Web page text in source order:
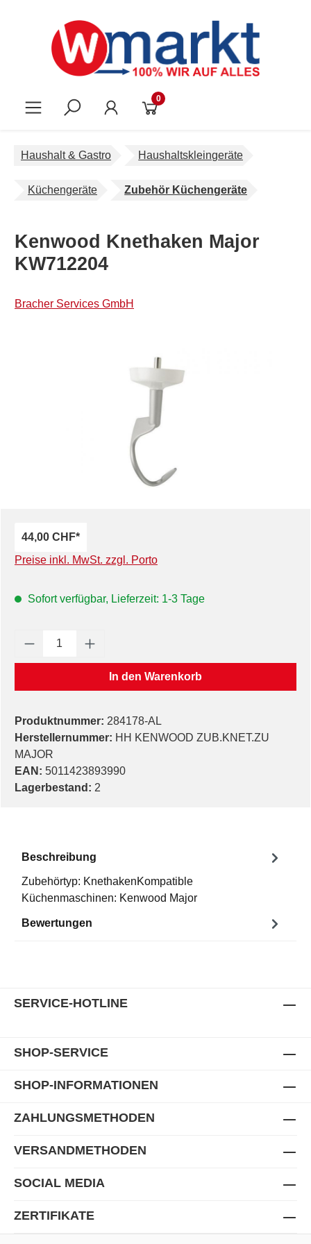
0
Haushalt & Gastro Haushaltskleingeräte
Küchengeräte Zubehör Küchengeräte
Kenwood Knethaken Major
KW712204
Bracher Services GmbH
44,00 CHF*
Preise inkl. MwSt. zzgl. Porto
Sofort verfügbar, Lieferzeit: 1-3 Tage
Produkt Anzahl: Gib den gewünschten
In den Warenkorb
Produktnummer: 284178-AL
Herstellernummer: HH KENWOOD ZUB.KNET.ZU
MAJOR
EAN: 5011423893990
Lagerbestand: 2
Beschreibung
Zubehörtyp: KnethakenKompatible
Küchenmaschinen: Kenwood Major
Bewertungen
SERVICE-HOTLINE
SHOP-SERVICE
SHOP-INFORMATIONEN
ZAHLUNGSMETHODEN
VERSANDMETHODEN
SOCIAL MEDIA
ZERTIFIKATE